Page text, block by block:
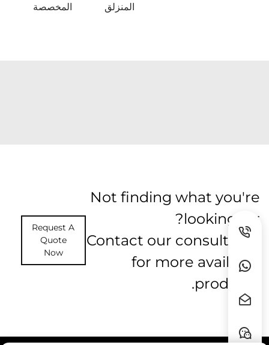
المنزلق
المخصصة
Not finding what you're
looking for?
Contact our consultants
for more available
products.
Request A
Quote
Now